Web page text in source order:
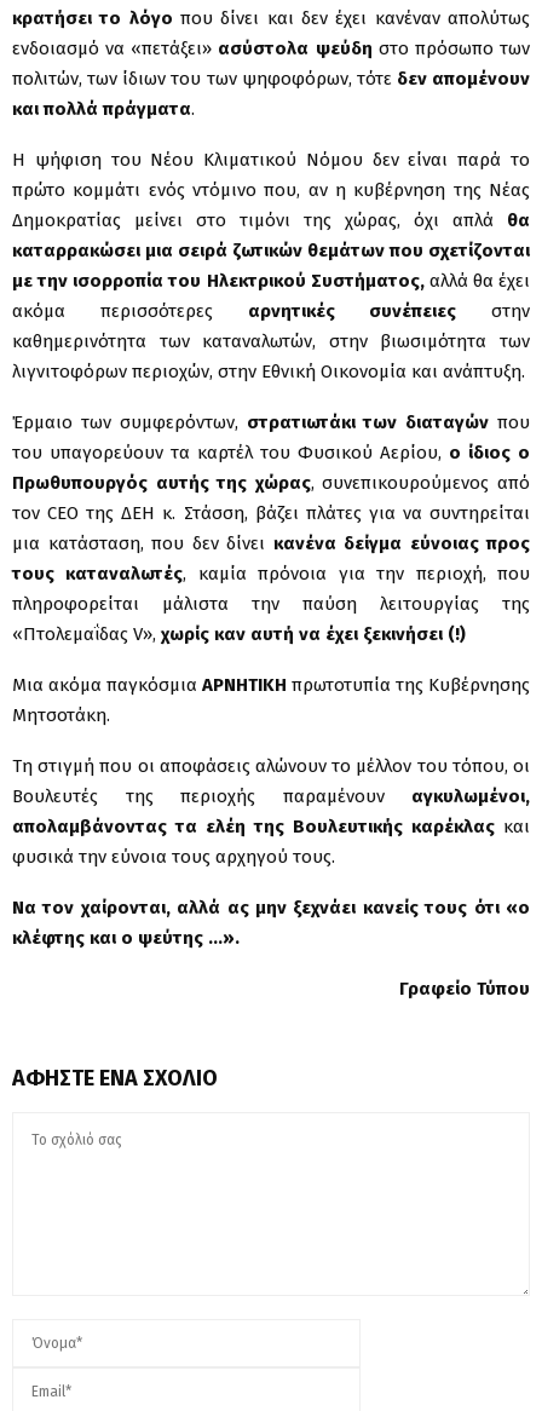
κρατήσει το λόγο που δίνει και δεν έχει κανέναν απολύτως
ενδοιασμό να «πετάξει» ασύστολα ψεύδη στο πρόσωπο των
πολιτών, των ίδιων του των ψηφοφόρων, τότε δεν απομένουν
και πολλά πράγματα.
Η ψήφιση του Νέου Κλιματικού Νόμου δεν είναι παρά το
πρώτο κομμάτι ενός ντόμινο που, αν η κυβέρνηση της Νέας
Δημοκρατίας μείνει στο τιμόνι της χώρας, όχι απλά θα
καταρρακώσει μια σειρά ζωτικών θεμάτων που σχετίζονται
με την ισορροπία του Ηλεκτρικού Συστήματος,αλλά θα έχει
ακόμα περισσότερες αρνητικές συνέπειες στην
καθημερινότητα των καταναλωτών, στην βιωσιμότητα των
λιγνιτοφόρων περιοχών, στην Εθνική Οικονομία και ανάπτυξη.
Έρμαιο των συμφερόντων, στρατιωτάκι των διαταγών που
του υπαγορεύουν τα καρτέλ του Φυσικού Αερίου, ο ίδιος ο
Πρωθυπουργός αυτής της χώρας, συνεπικουρούμενος από
τονCEO της ΔΕΗ κ. Στάσση, βάζει πλάτες για να συντηρείται
μια κατάσταση, που δεν δίνει κανένα δείγμα εύνοιας προς
τους καταναλωτές, καμία πρόνοια για την περιοχή, που
πληροφορείται μάλιστα την παύση λειτουργίας της
«Πτολεμαΐδας V», χωρίς καν αυτή να έχει ξεκινήσει (!)
Μια ακόμα παγκόσμια ΑΡΝΗΤΙΚΗ πρωτοτυπία της Κυβέρνησης
Μητσοτάκη.
Τη στιγμή που οι αποφάσεις αλώνουν το μέλλον του τόπου, οι
Βουλευτές της περιοχής παραμένουν αγκυλωμένοι,
απολαμβάνοντας τα ελέη της Βουλευτικής καρέκλας και
φυσικά την εύνοια τους αρχηγού τους.
Να τον χαίρονται, αλλά ας μην ξεχνάει κανείς τους ότι «ο
κλέφτης και ο ψεύτης …».
Γραφείο Τύπου
ΑΦΉΣΤΕ ΈΝΑ ΣΧΌΛΙΟ